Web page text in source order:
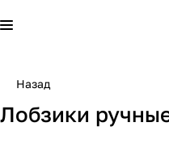
Назад
Лобзики